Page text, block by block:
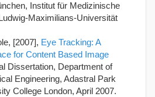
Institut für Medizinische
Maximilians-Universität
[2007], Eye Tracking: A
for Content Based Image
Dissertation, Department of
Engineering, Adastral Park
College London, April 2007.